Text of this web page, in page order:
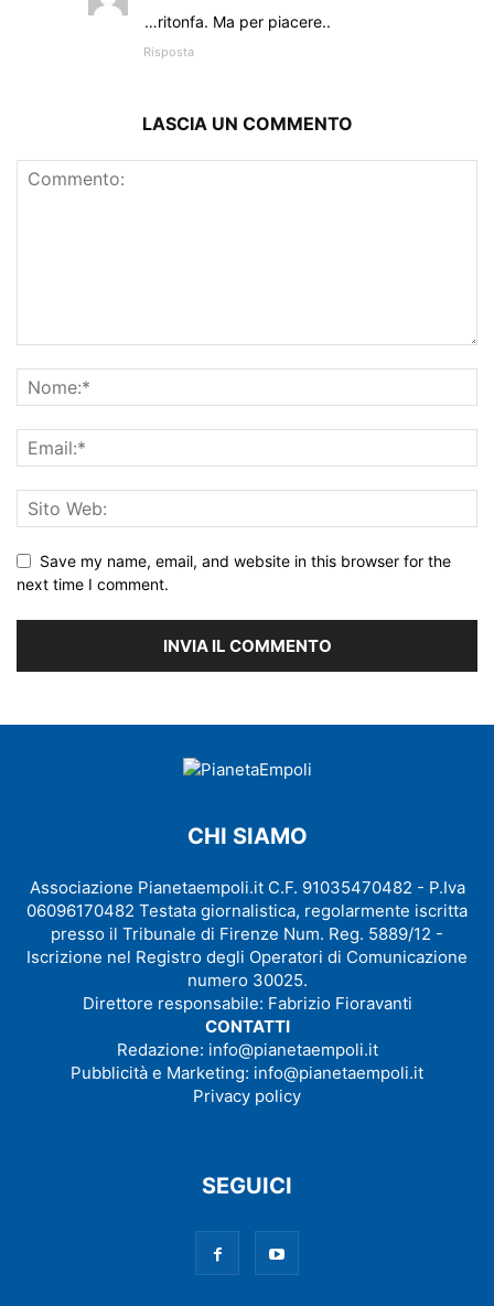
…ritonfa. Ma per piacere..
Risposta
LASCIA UN COMMENTO
Save my name, email, and website in this browser for the
next time I comment.
CHI SIAMO
Associazione Pianetaempoli.it C.F. 91035470482 - P.Iva
06096170482 Testata giornalistica, regolarmente iscritta
presso il Tribunale di Firenze Num. Reg. 5889/12 -
Iscrizione nel Registro degli Operatori di Comunicazione
numero 30025.
Direttore responsabile: Fabrizio Fioravanti
CONTATTI
Redazione: info@pianetaempoli.it
Pubblicità e Marketing: info@pianetaempoli.it
Privacy policy
SEGUICI